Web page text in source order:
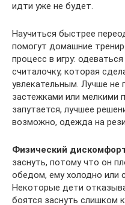
идти уже не будет.
Научиться быстрее
помогут домашние
процесс в игру:
считалочку, которая
увлекательным. Лучше
застежками или мелкими
запутается, лучшее
возможно, одежда на
Физический
заснуть, потому что он
обедом, ему холодно или
Некоторые дети
боятся заснуть слишком